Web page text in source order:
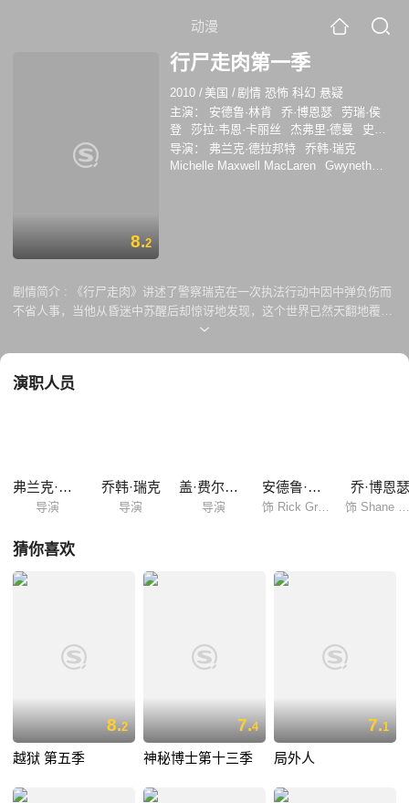
动漫
8.2
行尸走肉第一季
2010 / 美国 /剧情 恐怖 科幻 悬疑
主演：
安德鲁·林肯 乔·博恩瑟
劳瑞·侯
登
莎拉·韦恩·卡丽丝 杰弗里·德曼
史蒂
文·连
诺曼·瑞杜斯 连尼·詹姆斯
史蒂文·
元
导演： 弗兰克·德拉邦特
乔韩·瑞克
Michelle Maxwell MacLaren
Gwyneth
剧情简介 :
《行尸走肉》讲述了警察瑞克在一次执法行动中因中弹负伤而
不省人事，当他从昏迷中苏醒后却惊讶地发现，这个世界已然天翻地覆。
周遭一派死境，丧尸横行，没有活人踪影。死里逃生的瑞克赶到家中，却
殍遍野，丧尸满目，人类在其中苟延残喘，带来毁灭与伤害的不仅仅是那
演职人员
弗兰克·德拉邦特
导演
乔韩·瑞克
导演
盖·费尔兰德
导演
安德鲁·林肯 乔·博恩瑟
猜你喜欢
8.2
越狱 第五季
7.4
神秘博士第十三季
7.1
局外人